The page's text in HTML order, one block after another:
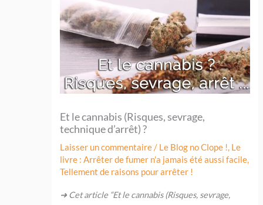
Et le cannabis (Risques, sevrage,
technique d’arrêt) ?
Laisser un commentaire / Le Blog no Clope !, Le
livre : Arrêter de fumer n'a jamais été aussi facile,
Tellement de raisons pour arrêter !
➜ Cet article “Et le cannabis (Risques, sevrage,